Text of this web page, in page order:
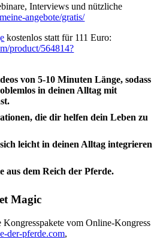
Interviews und nützliche
angebote/gratis/
kostenlos statt für 111 Euro:
product/564814?
von 5-10 Minuten Länge, sodass
in deinen Alltag mit
die dir helfen dein Leben zu
leicht in deinen Alltag integrieren
aus dem Reich der Pferde.
Magic
vom Online-Kongress
der-pferde.com,